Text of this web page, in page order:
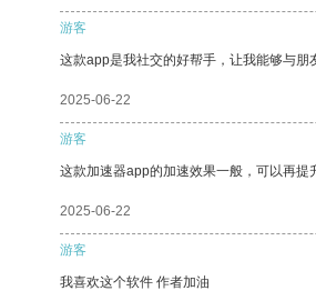
游客
这款app是我社交的好帮手，让我能够与朋
2025-06-22
游客
这款加速器app的加速效果一般，可以再提
2025-06-22
游客
我喜欢这个软件 作者加油